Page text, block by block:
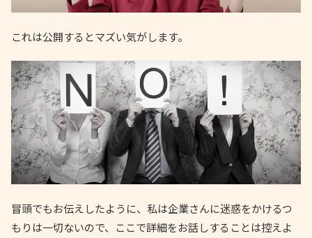
これは公開するとマズい気がします。
冒頭でもお伝えしたように、私は企業さんに迷惑をかけるつ
もりは一切ないので、ここで詳細をお話しすることは控えよ